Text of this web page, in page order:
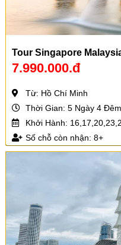
Tour Singapore
7.990.000.đ
Từ: Hồ Chí Minh
Thời Gian: 5 Ngày 4 Đêm
Khởi Hành:
Số chỗ còn nhận: 8+